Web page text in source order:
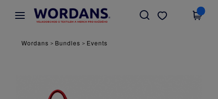
× Aplikace Wordans
Lepší ceny v aplikaci!
Stáhnout app
Wordans > Bundles > Events